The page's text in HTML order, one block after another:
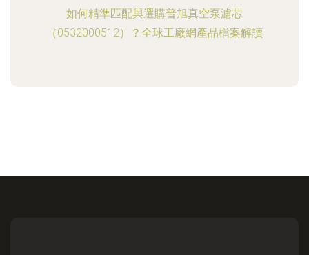
如何精準匹配與選購普旭真空泵濾芯
（0532000512）？全球工廠網產品檔案解讀